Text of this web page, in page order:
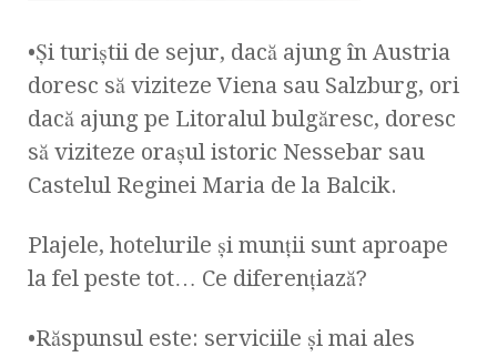
•Şi turiştii de sejur, dacă ajung în Austria
doresc să viziteze Viena sau Salzburg, ori
dacă ajung pe Litoralul bulgăresc, doresc
să viziteze oraşul istoric Nessebar sau
Castelul Reginei Maria de la Balcik.
Plajele, hotelurile şi munţii sunt aproape
la fel peste tot… Ce diferenţiază?
•Răspunsul este: serviciile şi mai ales